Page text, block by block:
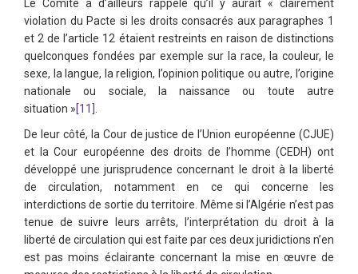
Le Comité a d’ailleurs rappelé qu’il y aurait « clairement
violation du Pacte si les droits consacrés aux paragraphes 1
et 2 de l’article 12 étaient restreints en raison de distinctions
quelconques fondées par exemple sur la race, la couleur, le
sexe, la langue, la religion, l’opinion politique ou autre, l’origine
nationale ou sociale, la naissance ou toute autre
situation »[11] .
De leur côté, la Cour de justice de l’Union européenne (CJUE)
et la Cour européenne des droits de l’homme (CEDH) ont
développé une jurisprudence concernant le droit à la liberté
de circulation, notamment en ce qui concerne les
interdictions de sortie du territoire. Même si l’Algérie n’est pas
tenue de suivre leurs arrêts, l’interprétation du droit à la
liberté de circulation qui est faite par ces deux juridictions n’en
est pas moins éclairante concernant la mise en œuvre de